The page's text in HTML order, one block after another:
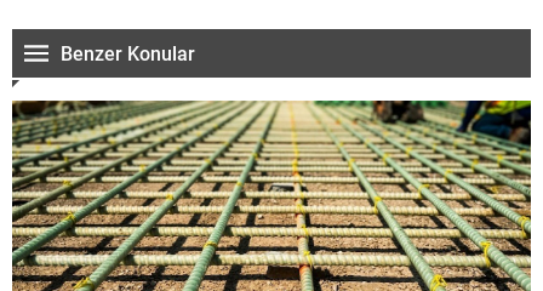
Benzer Konular